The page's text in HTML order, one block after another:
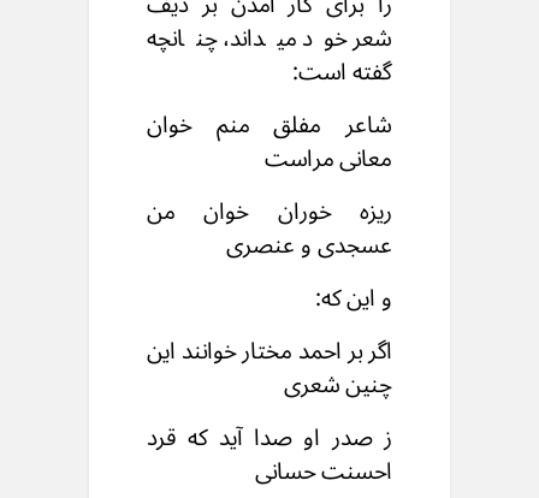
شعر خود میداند، چنانچه
گفته است:
شاعر مفلق منم خوان
معانی مراست
ریزه خوران خوان من
عسجدی و عنصری
و این که:
اگر بر احمد مختار خوانند این
چنین شعری
ز صدر او صدا آید که قرد
احسنت حسانی